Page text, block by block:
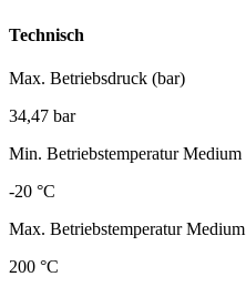
Technisch
Max. Betriebsdruck (bar)
34,47 bar
Min. Betriebstemperatur Medium
-20 °C
Max. Betriebstemperatur Medium
200 °C